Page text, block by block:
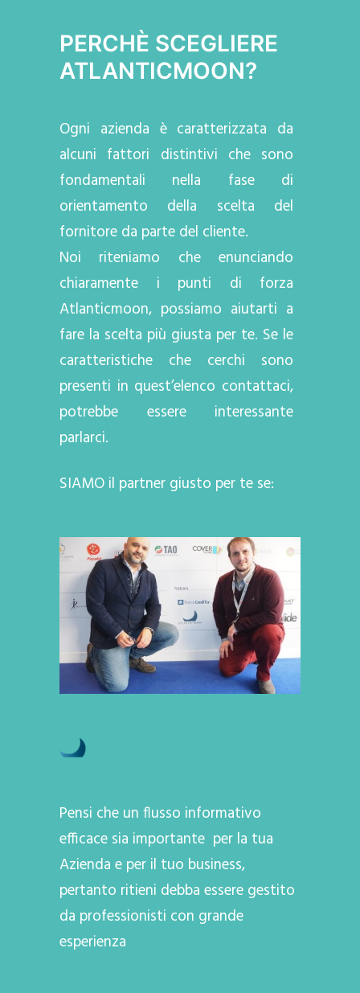
PERCHÈ SCEGLIERE
ATLANTICMOON?
Ogni azienda è caratterizzata da
alcuni fattori distintivi che sono
fondamentali nella fase di
orientamento della scelta del
fornitore da parte del cliente.
Noi riteniamo che enunciando
chiaramente i punti di forza
Atlanticmoon, possiamo aiutarti a
fare la scelta più giusta per te. Se le
caratteristiche che cerchi sono
presenti in quest’elenco contattaci,
potrebbe essere interessante
parlarci.
SIAMO il partner giusto per te se:
Pensi che un flusso informativo
efficace sia importante per la tua
Azienda e per il tuo business,
pertanto ritieni debba essere gestito
da professionisti con grande
esperienza